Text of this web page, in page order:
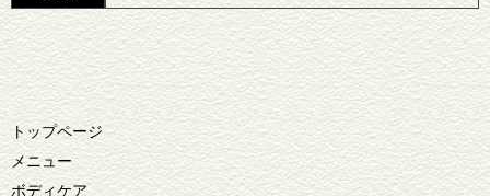
トップページ
メニュー
ボディケア